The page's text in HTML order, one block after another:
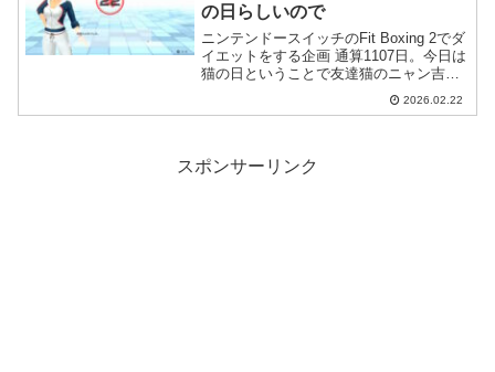
の日らしいので
ニンテンドースイッチのFit Boxing 2でダ
イエットをする企画 通算1107日。今日は
猫の日ということで友達猫のニャン吉と
2026.02.22
スポンサーリンク